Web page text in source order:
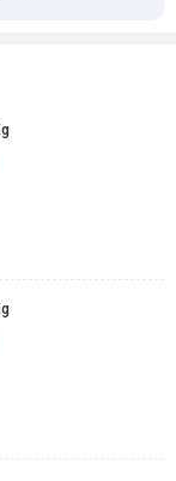
hiệu suất làm
cụ thể:
Chi tiết
mm